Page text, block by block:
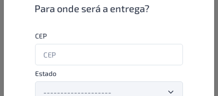
Para onde será a entrega?
CEP
Estado
Como funciona
aproveitar as promoções e ofertas direto das indústrias de
beleza e higiene em nossa plataforma. E o melhor: você continua
comprando de seus distribuidores parceiros e encontra novos
distribuidores para comprar cada vez com mais praticidade e
agilidade. Aproveite!